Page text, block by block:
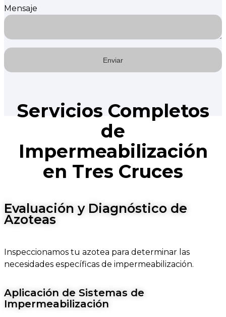
Mensaje
Servicios Completos
de
Impermeabilización
en Tres Cruces
Evaluación y Diagnóstico de
Azoteas
Inspeccionamos tu azotea para determinar las
necesidades específicas de impermeabilización.
Aplicación de Sistemas de
Impermeabilización